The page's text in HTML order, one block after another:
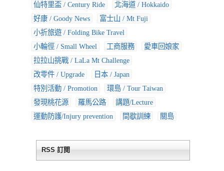
仙特里盃 / Century Ride
北海道 / Hokkaido
好康 / Goody News
富士山 / Mt Fuji
小折旅遊 / Folding Bike Travel
小輪徑 / Small Wheel
工商服務
愛車回娘家
拉拉山挑戰 / LaLa Mt Challenge
改零件 / Upgrade
日本 / Japan
特別活動 / Promotion
環島 / Tour Taiwan
發現桃花源
羅馬公路
講題/Lecture
運動防護/Injury prevention
間歇訓練 關島
RSS 訂閱